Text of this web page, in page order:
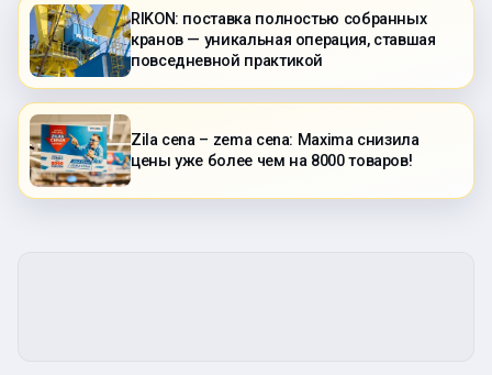
RIKON: поставка полностью собранных
кранов — уникальная операция, ставшая
повседневной практикой
Zila cena – zema cena: Maxima снизила
цены уже более чем на 8000 товаров!